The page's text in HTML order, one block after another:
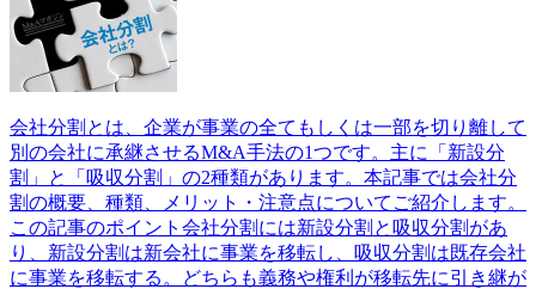
会社分割とは、企業が事業の全てもしくは一部を切り離して
別の会社に承継させるM&A手法の1つです。主に「新設分
割」と「吸収分割」の2種類があります。本記事では会社分
割の概要、種類、メリット・注意点についてご紹介します。
この記事のポイント会社分割には新設分割と吸収分割があ
り、新設分割は新会社に事業を移転し、吸収分割は既存会社
に事業を移転する。どちらも義務や権利が移転先に引き継が